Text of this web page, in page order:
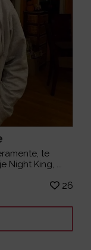
te
Night King, ...
26